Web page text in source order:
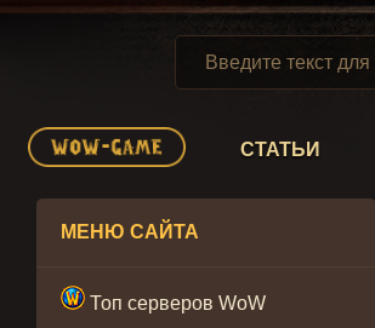
СТАТЬИ
МЕНЮ САЙТА
Топ серверов WoW